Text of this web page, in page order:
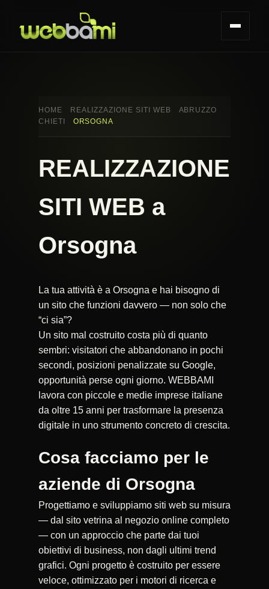
HOME REALIZZAZIONE SITI WEB
ABRUZZO
CHIETI
ORSOGNA
REALIZZAZIONE
SITI WEB a
Orsogna
La tua attività è a Orsogna e hai bisogno di
un sito che funzioni davvero — non solo che
“ci sia”?
Un sito mal costruito costa più di quanto
sembri: visitatori che abbandonano in pochi
secondi, posizioni penalizzate su Google,
opportunità perse ogni giorno. WEBBAMI
lavora con piccole e medie imprese italiane
da oltre 15 anni per trasformare la presenza
digitale in uno strumento concreto di crescita.
Cosa facciamo per le
aziende di Orsogna
Progettiamo e sviluppiamo siti web su misura
— dal sito vetrina al negozio online completo
— con un approccio che parte dai tuoi
obiettivi di business, non dagli ultimi trend
grafici. Ogni progetto è costruito per essere
veloce, ottimizzato per i motori di ricerca e